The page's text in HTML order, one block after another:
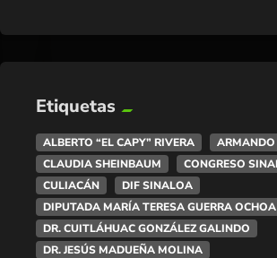
Etiquetas
ALBERTO “EL CAPY” RIVERA
CLAUDIA SHEINBAUM
CONGRESO
CULIACÁN
DIF SINALOA
DIPUTADA MARÍA TERESA GUERRA OCHOA
DR. CUITLÁHUAC GONZÁLEZ GALINDO
DR. JESÚS MADUEÑA MOLINA